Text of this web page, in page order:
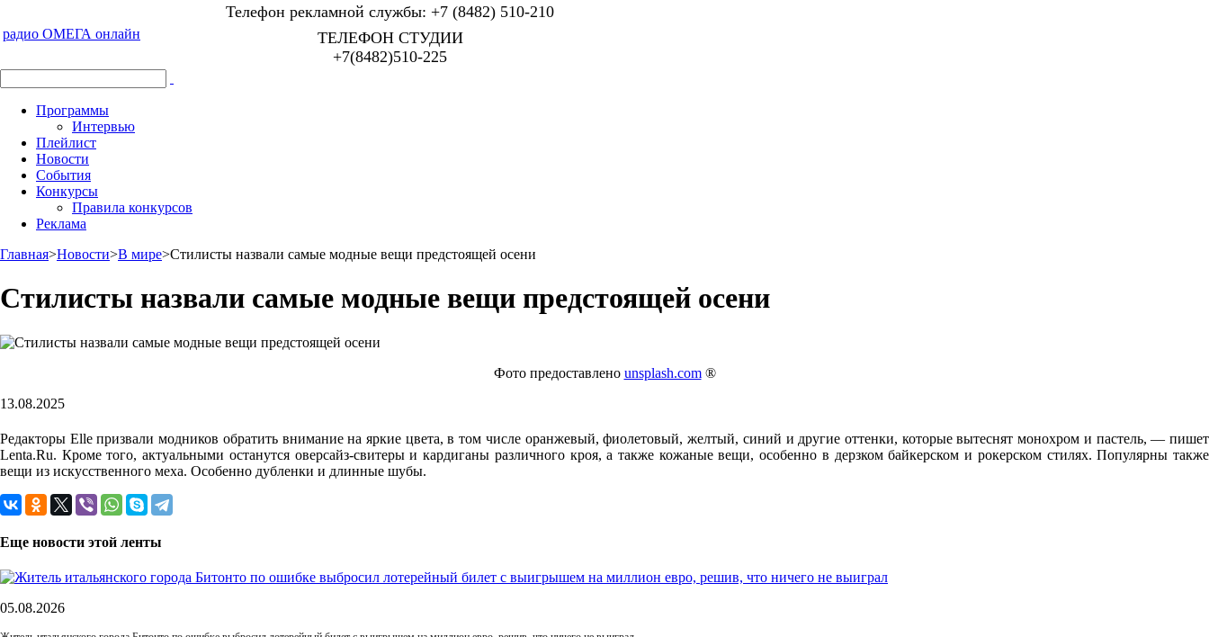
радио ОМЕГА онлайн
Телефон рекламной службы: +7 (8482) 510-210
ТЕЛЕФОН СТУДИИ
+7(8482)510-225
Программы
Интервью
Плейлист
Новости
События
Конкурсы
Правила конкурсов
Реклама
Главная>Новости>В мире>Стилисты назвали самые модные вещи предстоящей осени
Стилисты назвали самые модные вещи предстоящей осени
Фото предоставлено unsplash.com®
13.08.2025
Редакторы Elle призвали модников обратить внимание на яркие цвета, в том числе оранжевый, фиолетовый, желтый, синий и другие оттенки, которые вытеснят монохром и пастель, — пишет
Lenta.Ru. Кроме того, актуальными останутся оверсайз-свитеры и кардиганы различного кроя, а также кожаные вещи, особенно в дерзком байкерском и рокерском стилях. Популярны также
вещи из искусственного меха. Особенно дубленки и длинные шубы.
Еще новости этой ленты
05.08.2026